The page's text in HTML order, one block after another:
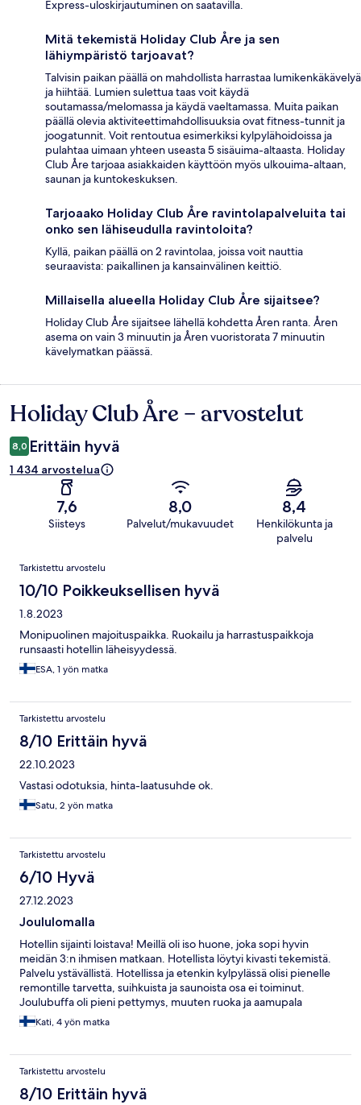
Express-uloskirjautuminen on saatavilla.
Mitä tekemistä Holiday Club Åre ja sen
lähiympäristö tarjoavat?
Talvisin paikan päällä on mahdollista harrastaa lumikenkäkävelyä
ja hiihtää. Lumien sulettua taas voit käydä
soutamassa/melomassa ja käydä vaeltamassa. Muita paikan
päällä olevia aktiviteettimahdollisuuksia ovat fitness-tunnit ja
joogatunnit. Voit rentoutua esimerkiksi kylpylähoidoissa ja
pulahtaa uimaan yhteen useasta 5 sisäuima-altaasta. Holiday
Club Åre tarjoaa asiakkaiden käyttöön myös ulkouima-altaan,
saunan ja kuntokeskuksen.
Tarjoaako Holiday Club Åre ravintolapalveluita tai
onko sen lähiseudulla ravintoloita?
Kyllä, paikan päällä on 2 ravintolaa, joissa voit nauttia
seuraavista: paikallinen ja kansainvälinen keittiö.
Millaisella alueella Holiday Club Åre sijaitsee?
Holiday Club Åre sijaitsee lähellä kohdetta Åren ranta. Åren
asema on vain 3 minuutin ja Åren vuoristorata 7 minuutin
kävelymatkan päässä.
Arvostelut
Holiday Club Åre – arvostelut
8,0 Erittäin hyvä
1 434 arvostelua
7,6
Siisteys
8,0
Palvelut/mukavuudet
8,4
Henkilökunta ja
palvelu
Arvostelut
Tarkistettu arvostelu
10/10 Poikkeuksellisen hyvä
1.8.2023
Monipuolinen majoituspaikka. Ruokailu ja harrastuspaikkoja
runsaasti hotellin läheisyydessä.
ESA, 1 yön matka
Tarkistettu arvostelu
8/10 Erittäin hyvä
22.10.2023
Vastasi odotuksia, hinta-laatusuhde ok.
Satu, 2 yön matka
Tarkistettu arvostelu
6/10 Hyvä
27.12.2023
Joululomalla
Hotellin sijainti loistava! Meillä oli iso huone, joka sopi hyvin
meidän 3:n ihmisen matkaan. Hotellista löytyi kivasti tekemistä.
Palvelu ystävällistä. Hotellissa ja etenkin kylpylässä olisi pienelle
remontille tarvetta, suihkuista ja saunoista osa ei toiminut.
Joulubuffa oli pieni pettymys, muuten ruoka ja aamupala
hotellissa hyvät.
Kati, 4 yön matka
Tarkistettu arvostelu
8/10 Erittäin hyvä